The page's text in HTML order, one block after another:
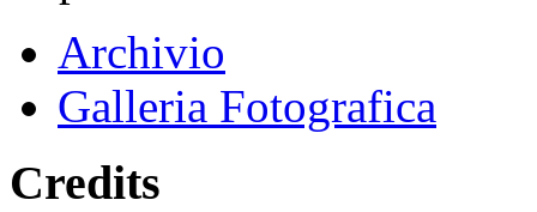
Archivio
Galleria Fotografica
Credits